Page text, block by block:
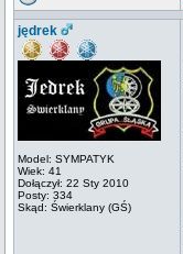
jędrek
Model: SYMPATYK
Wiek: 41
Dołączył: 22 Sty 2010
Posty: 334
Skąd: Świerklany (GŚ)